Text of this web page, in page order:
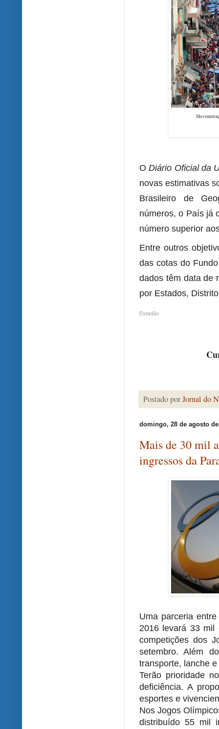
ODiário Oficial da
novas estimativas
Brasileiro de
números, o País já
número superior
Entre outros
das cotas do
dados têm data de
por Estados,
Estadão
Postado porJornal do
domingo, 28 de agosto de
Mais de 30 mil
ingressos da
Uma parceria
2016 levará 33 mil
competições dos
setembro. Além
transporte, lanche
Terão prioridade
deficiência. A
esportes e
Nos Jogos
distribuído 55 mil